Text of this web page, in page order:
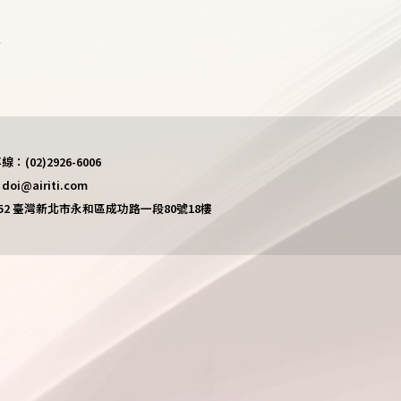
：(02)2926-6006
doi@airiti.com
臺灣新北市永和區成功路一段80號18樓